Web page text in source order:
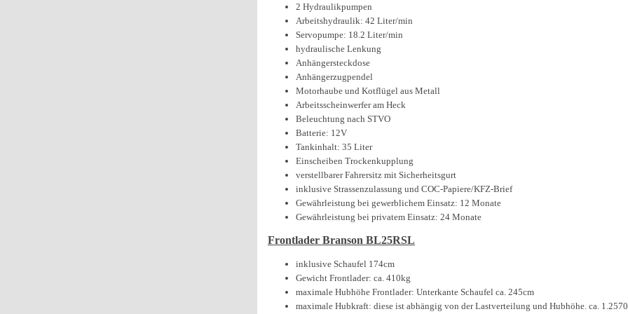
2 Hydraulikpumpen
Arbeitshydraulik: 42 Liter/min
Servopumpe: 18.2 Liter/min
hydraulische Lenkung
Anhängersteckdose
Anhängerzugpendel
Motorhaube und Kotflügel aus Metall
Arbeitsscheinwerfer am Heck
Beleuchtung nach STVO
Batterie: 12V
Tankinhalt: 35 Liter
Einscheiben Trockenkupplung
verstellbarer Fahrersitz mit Sicherheitsgurt
inklusive Strassenzulassung und COC-Papiere/KFZ-Brief
Gewährleistung bei gewerblichem Einsatz: 12 Monate
Gewährleistung bei privatem Einsatz: 24 Monate
Frontlader Branson BL25RSL
inklusive Schaufel 174cm
Gewicht Frontlader: ca. 410kg
maximale Hubhöhe Frontlader: Unterkante Schaufel ca. 245cm
maximale Hubkraft: diese ist abhängig von der Lastverteilung und Hubhöhe. ca.